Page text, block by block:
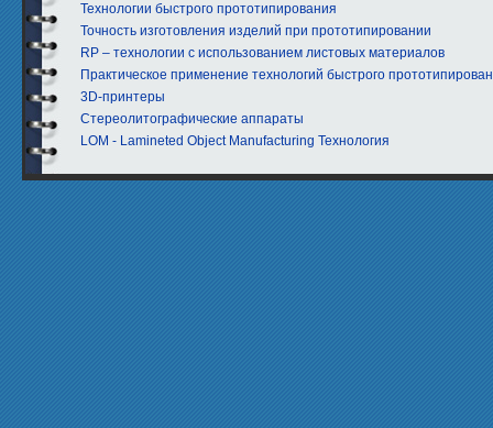
Технологии быстрого прототипирования
Точность изготовления изделий при прототипировании
RP – технологии с использованием листовых материалов
Практическое применение технологий быстрого
3D-принтеры
Стереолитографические аппараты
LOM - Lamineted Object Manufacturing Технология